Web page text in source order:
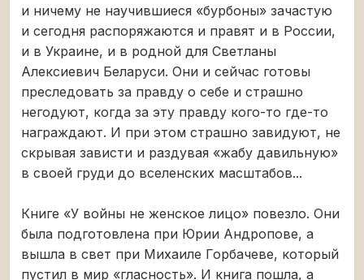
и ничему не научившиеся «бурбоны» зачастую
и сегодня распоряжаются и правят и в России,
и в Украине, и в родной для Светланы
Алексиевич Беларуси. Они и сейчас готовы
преследовать за правду о себе и страшно
негодуют, когда за эту правду кого-то где-то
награждают. И при этом страшно завидуют, не
скрывая зависти и раздувая «жабу давильную»
в своей груди до вселенских масштабов...
Книге «У войны не женское лицо» повезло. Они
была подготовлена при Юрии Андропове, а
вышла в свет при Михаиле Горбачеве, который
пустил в мир «гласность». И книга пошла, а